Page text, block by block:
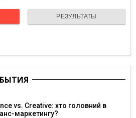
РЕЗУЛЬТАТЫ
vs. Creative: хто головний в
маркетингу?